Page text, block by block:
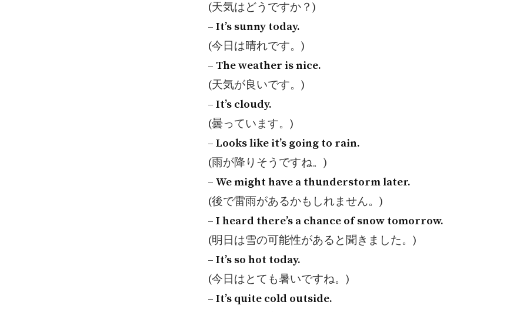
(天気はどうですか？)
– It’s sunny today.
(今日は晴れです。)
– The weather is nice.
(天気が良いです。)
– It’s cloudy.
(曇っています。)
– Looks like it’s going to rain.
(雨が降りそうですね。)
– We might have a thunderstorm later.
(後で雷雨があるかもしれません。)
– I heard there’s a chance of snow tomorrow.
(明日は雪の可能性があると聞きました。)
– It’s so hot today.
(今日はとても暑いですね。)
– It’s quite cold outside.